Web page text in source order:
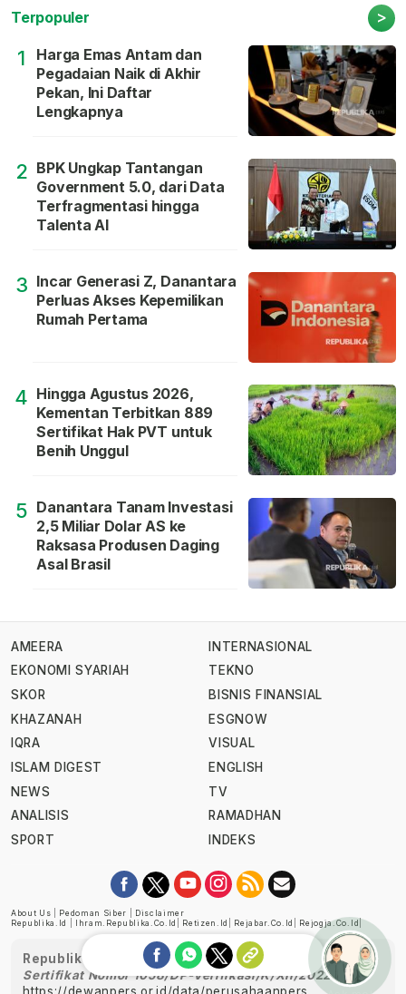
Terpopuler >
1
Harga Emas Antam dan
Pegadaian Naik di Akhir
Pekan, Ini Daftar
Lengkapnya
2 BPK Ungkap Tantangan
Government 5.0, dari Data
Terfragmentasi hingga
Talenta AI
3 Incar Generasi Z, Danantara
Perluas Akses Kepemilikan
Rumah Pertama
4 Hingga Agustus 2026,
Kementan Terbitkan 889
Sertifikat Hak PVT untuk
Benih Unggul
5 Danantara Tanam Investasi
2,5 Miliar Dolar AS ke
Raksasa Produsen Daging
Asal Brasil
AMEERA
EKONOMI SYARIAH
SKOR
KHAZANAH
IQRA
ISLAM DIGEST
NEWS
ANALISIS
SPORT
INTERNASIONAL
TEKNO
BISNIS FINANSIAL
ESGNOW
VISUAL
ENGLISH
TV
RAMADHAN
INDEKS
About Us Pedoman Siber
Disclaimer
Republika.id
Ihram.republika.co.id Retizen.id Rejabar.co.id Rejogja.co.id
Republika telah diverifikasi oleh Dewan Pers
Sertifikat Nomor 1058/DP-Verifikasi/K/XII/2022